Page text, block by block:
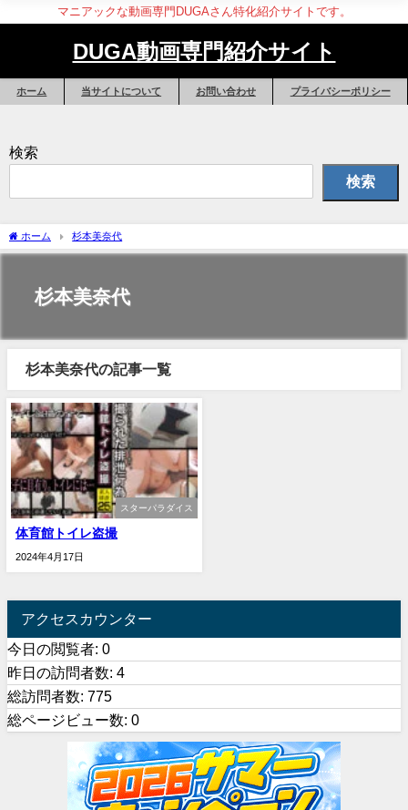
マニアックな動画専門DUGAさん特化紹介サイトです。
DUGA動画専門紹介サイト
ホーム 当サイトについて お問い合わせ プライバシーポリシー
検索
検索
ホーム 杉本美奈代
杉本美奈代
杉本美奈代の記事一覧
スターパラダイス
体育館トイレ盗撮
2024年4月17日
アクセスカウンター
今日の閲覧者: 0
昨日の訪問者数: 4
総訪問者数: 775
総ページビュー数: 0